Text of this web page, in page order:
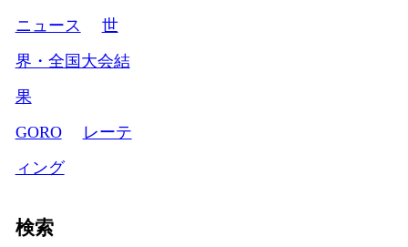
ニュース
世
界・全国大会結
果
GORO
レーテ
ィング
検索